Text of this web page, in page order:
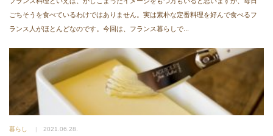
ごちそうを食べているわけではありません。実は素朴な定番料理を好んで食べるフ
ランス人がほとんどなのです。今回は、フランス暮らしで...
暮らし 2021.06.28.